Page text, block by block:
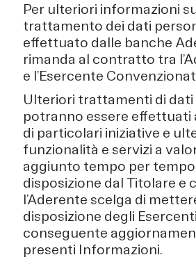
Per ulteriori informazioni
trattamento dei dati
effettuato dalle banche
rimanda al contratto tra
e l’Esercente
Ulteriori trattamenti di dati
potranno essere effettuati
di particolari iniziative e
funzionalità e servizi a
aggiunto tempo per tempo
disposizione dal Titolare e
l’Aderente scelga di
disposizione degli
conseguente
presenti Informazioni.